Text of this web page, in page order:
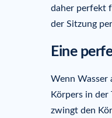
daher perfekt
der Sitzung
Eine
Wenn Wasser
Körpers in
zwingt den